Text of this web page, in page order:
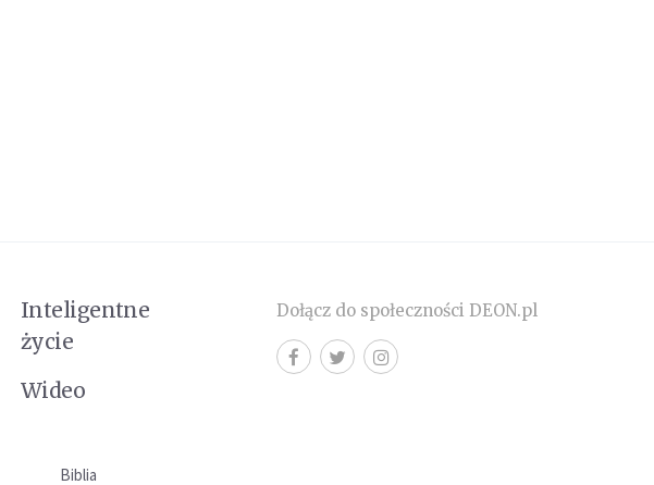
Inteligentne
życie
Wideo
Biblia
Dołącz do społeczności DEON.pl